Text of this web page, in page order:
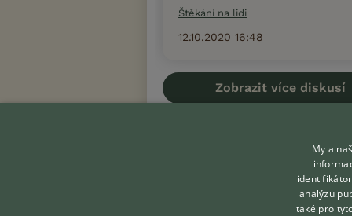
Štěkání na lidi
12.10.2020 16:48
Zobrazit více diskusí
My a
analýzu
také pro